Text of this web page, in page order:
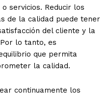
servicios. Reducir los
de la calidad puede tener
del cliente y la
lo tanto, es
que permita
la calidad.
continuamente los